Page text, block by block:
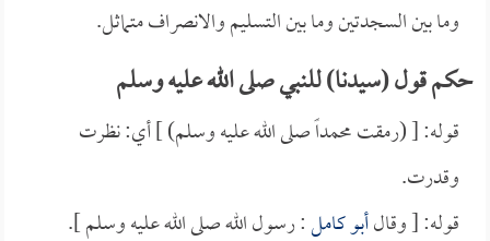
وما بين السجدتين وما بين التسليم والانصراف متماثل.
حكم قول (سيدنا) للنبي صلى الله عليه وسلم
قوله: [ (رمقت محمداً صلى الله عليه وسلم) ] أي: نظرت
وقدرت.
قوله: [ وقالأبو كامل: رسول الله صلى الله عليه وسلم ].